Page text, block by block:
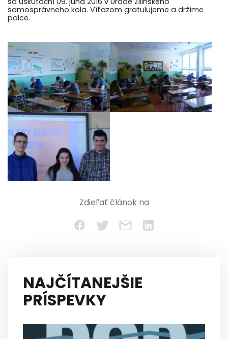
samosprávneho kola. Víťazom gratulujeme a držíme
palce.
Zdieľať článok na
NAJČÍTANEJŠIE
PRÍSPEVKY